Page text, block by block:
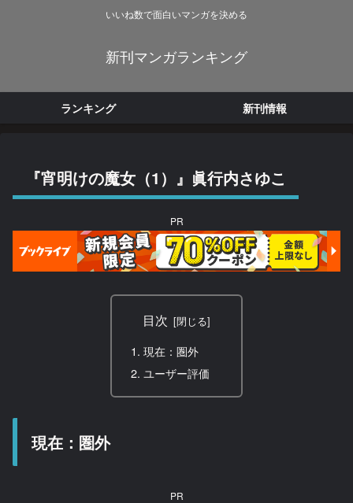
いいね数で面白いマンガを決める
新刊マンガランキング
ランキング 新刊情報
『宵明けの魔女（1）』眞行内さゆこ
PR
目次
現在：圏外
ユーザー評価
現在：圏外
PR